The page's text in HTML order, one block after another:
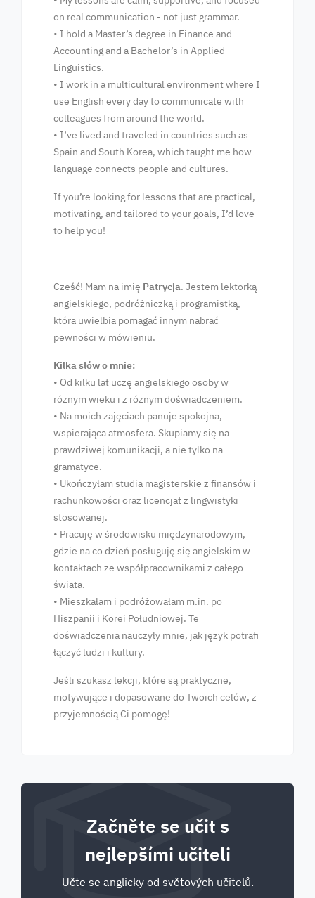
on real communication - not just grammar.
• I hold a Master’s degree in Finance and
Accounting and a Bachelor’s in Applied
Linguistics.
• I work in a multicultural environment where I
use English every day to communicate with
colleagues from around the world.
• I’ve lived and traveled in countries such as
Spain and South Korea, which taught me how
language connects people and cultures.
If you’re looking for lessons that are practical,
motivating, and tailored to your goals, I’d love
to help you!
Cześć! Mam na imię Patrycja. Jestem lektorką
angielskiego, podróżniczką i programistką,
która uwielbia pomagać innym nabrać
pewności w mówieniu.
Kilka słów o mnie:
• Od kilku lat uczę angielskiego osoby w
różnym wieku i z różnym doświadczeniem.
• Na moich zajęciach panuje spokojna,
wspierająca atmosfera. Skupiamy się na
prawdziwej komunikacji, a nie tylko na
gramatyce.
• Ukończyłam studia magisterskie z finansów i
rachunkowości oraz licencjat z lingwistyki
stosowanej.
• Pracuję w środowisku międzynarodowym,
gdzie na co dzień posługuję się angielskim w
kontaktach ze współpracownikami z całego
świata.
• Mieszkałam i podróżowałam m.in. po
Hiszpanii i Korei Południowej. Te
doświadczenia nauczyły mnie, jak język potrafi
łączyć ludzi i kultury.
Jeśli szukasz lekcji, które są praktyczne,
motywujące i dopasowane do Twoich celów, z
przyjemnością Ci pomogę!
Začněte se učit s
nejlepšími učiteli
Učte se anglicky od světových učitelů.